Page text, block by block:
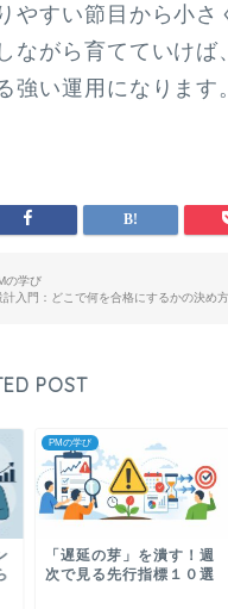
やすい節目から小さ
ながら育てていけば
強い運用になります
の学び
計入門：どこで何を合格にするかの決め方
POST
PMの学び
「遅延の芽」を潰す！週
次で見る先行指標１０選